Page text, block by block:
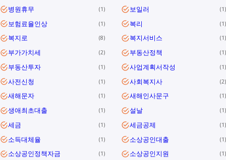
병원휴무 1 보일러 1
보험료율인상 1 복리 1
복지로 8 복지서비스 1
부가가치세 2 부동산정책 1
부동산투자 1 사업계획서작성 1
사전신청 1 사회복지사 2
새해문자 1 새해인사문구 1
생애최초대출 1 설날 1
세금 1 세금공제 1
소득대체율 1 소상공인대출 1
소상공인정책자금 1 소상공인지원 1